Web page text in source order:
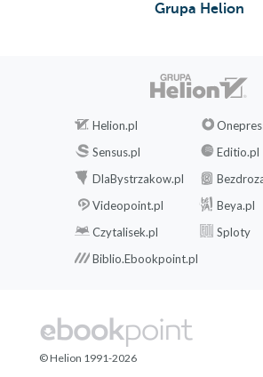
Grupa Helion
Helion.pl
Sensus.pl
Editio.pl
DlaBystrzakow.pl
Videopoint.pl
Beya.pl
Czytalisek.pl
Sploty
Biblio.Ebookpoint.pl
© Helion 1991-2026